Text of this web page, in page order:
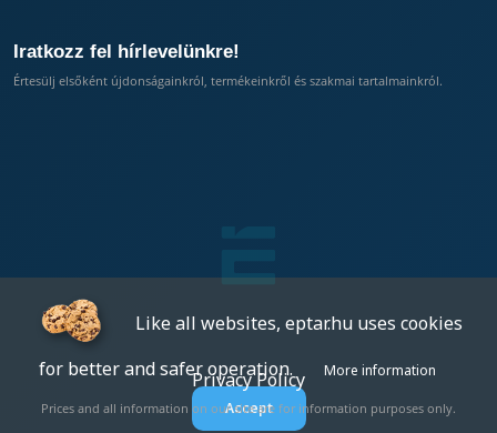
Iratkozz fel hírlevelünkre!
Értesülj elsőként újdonságainkról, termékeinkről és szakmai tartalmainkról.
Privacy Policy
Prices and all information on our site are for information purposes only.
Like all websites, eptar.hu uses cookies
for better and safer operation.
More information
Accept